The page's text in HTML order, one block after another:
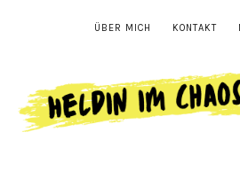
ÜBER MICH KONTAKT